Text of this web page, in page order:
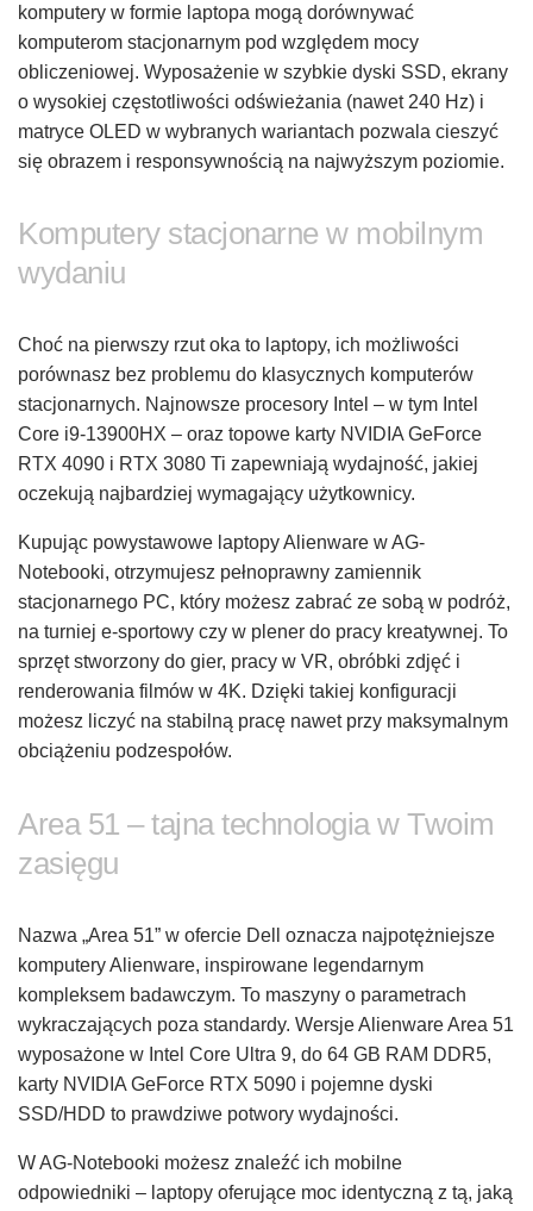
komputery w formie laptopa mogą dorównywać
komputerom stacjonarnym pod względem mocy
obliczeniowej. Wyposażenie w szybkie dyski SSD, ekrany
o wysokiej częstotliwości odświeżania (nawet 240 Hz) i
matryce OLED w wybranych wariantach pozwala cieszyć
się obrazem i responsywnością na najwyższym poziomie.
Komputery stacjonarne w mobilnym
wydaniu
Choć na pierwszy rzut oka to laptopy, ich możliwości
porównasz bez problemu do klasycznych komputerów
stacjonarnych. Najnowsze procesory Intel – w tym Intel
Core i9-13900HX – oraz topowe karty NVIDIA GeForce
RTX 4090 i RTX 3080 Ti zapewniają wydajność, jakiej
oczekują najbardziej wymagający użytkownicy.
Kupując powystawowe laptopy Alienware w AG-
Notebooki, otrzymujesz pełnoprawny zamiennik
stacjonarnego PC, który możesz zabrać ze sobą w podróż,
na turniej e-sportowy czy w plener do pracy kreatywnej. To
sprzęt stworzony do gier, pracy w VR, obróbki zdjęć i
renderowania filmów w 4K. Dzięki takiej konfiguracji
możesz liczyć na stabilną pracę nawet przy maksymalnym
obciążeniu podzespołów.
Area 51 – tajna technologia w Twoim
zasięgu
Nazwa „Area 51” w ofercie Dell oznacza najpotężniejsze
komputery Alienware, inspirowane legendarnym
kompleksem badawczym. To maszyny o parametrach
wykraczających poza standardy. Wersje Alienware Area 51
wyposażone w Intel Core Ultra 9, do 64 GB RAM DDR5,
karty NVIDIA GeForce RTX 5090 i pojemne dyski
SSD/HDD to prawdziwe potwory wydajności.
W AG-Notebooki możesz znaleźć ich mobilne
odpowiedniki – laptopy oferujące moc identyczną z tą, jaką